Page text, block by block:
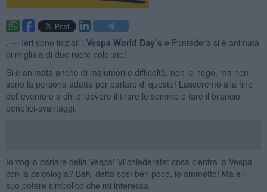
. — Ieri sono iniziati i Vespa World Day’s e Pontedera si è animata
di migliaia di due ruote colorate!
Si è animata anche di malumori e difficoltà, non lo nego, ma non
sono la persona adatta per parlare di questo! Lasceremo alla fine
dell’evento e a chi di dovere il tirare le somme e fare il bilancio
benefici-svantaggi.
Io voglio parlare della Vespa! Vi chiederete: cosa c’entra la Vespa
con la psicologia? Beh, detta così ben poco, lo ammetto! Ma è il
suo potere simbolico che mi interessa.